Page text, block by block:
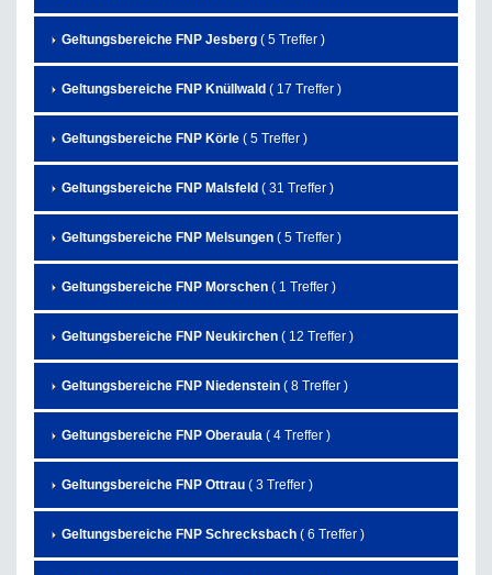
Geltungsbereiche FNP Jesberg ( 5 Treffer )
Geltungsbereiche FNP Knüllwald ( 17 Treffer )
Geltungsbereiche FNP Körle ( 5 Treffer )
Geltungsbereiche FNP Malsfeld ( 31 Treffer )
Geltungsbereiche FNP Melsungen ( 5 Treffer )
Geltungsbereiche FNP Morschen ( 1 Treffer )
Geltungsbereiche FNP Neukirchen ( 12 Treffer )
Geltungsbereiche FNP Niedenstein ( 8 Treffer )
Geltungsbereiche FNP Oberaula ( 4 Treffer )
Geltungsbereiche FNP Ottrau ( 3 Treffer )
Geltungsbereiche FNP Schrecksbach ( 6 Treffer )